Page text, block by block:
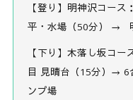
【登り】明神沢コー
平・水場（50分） →
【下り】木落し坂コ
目 見晴台（15分）→ 6
ンプ場